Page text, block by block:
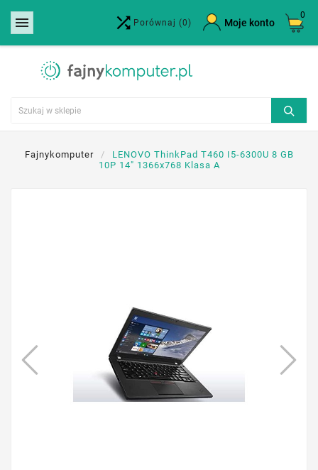
  Porównaj (0) Moje konto
0
Fajnykomputer
LENOVO ThinkPad T460 I5-6300U 8 GB
10P 14" 1366x768 Klasa A
Utwórz listę życzeń ×
Nazwa listy życzeń
Anuluj Utwórz listę życzeń